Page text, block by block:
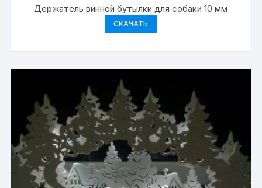
Держатель винной бутылки для собаки 10 мм
СКАЧАТЬ